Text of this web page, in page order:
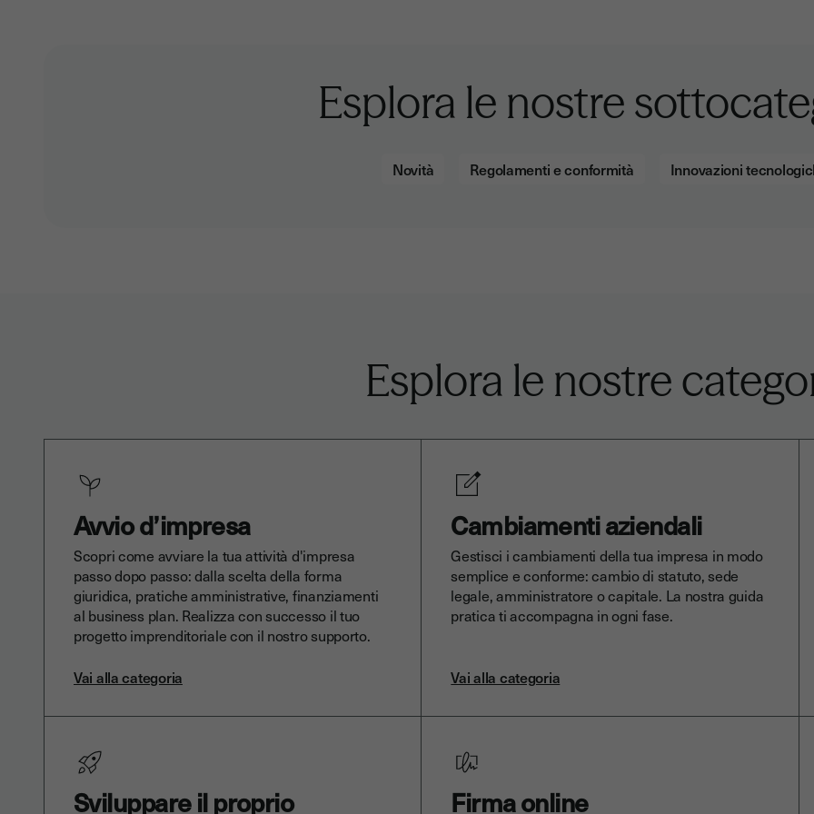
Esplora le nostre
Novità Regolamenti e conformità Innovazioni
Esplora le nostre
Avvio d’impresa
Scopri come avviare la tua attività d'impresa
passo dopo passo: dalla scelta della forma
giuridica, pratiche amministrative, finanziamenti
al business plan. Realizza con successo il tuo
progetto imprenditoriale con il nostro supporto.
Vai alla categoria
Cambiamenti aziendali
Gestisci i cambiamenti della tua impresa in modo
semplice e conforme: cambio di statuto, sede
legale, amministratore o capitale. La nostra guida
pratica ti accompagna in ogni fase.
Vai alla categoria
Sviluppare il proprio Firma online